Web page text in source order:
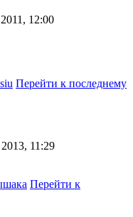
12:00
Перейти к последнему
11:29
Перейти к